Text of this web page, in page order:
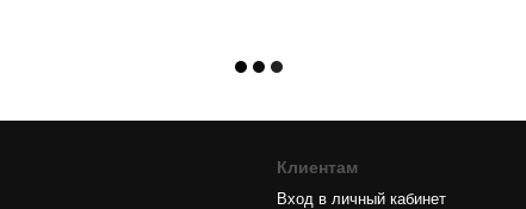
Клиентам
Вход в личный кабинет